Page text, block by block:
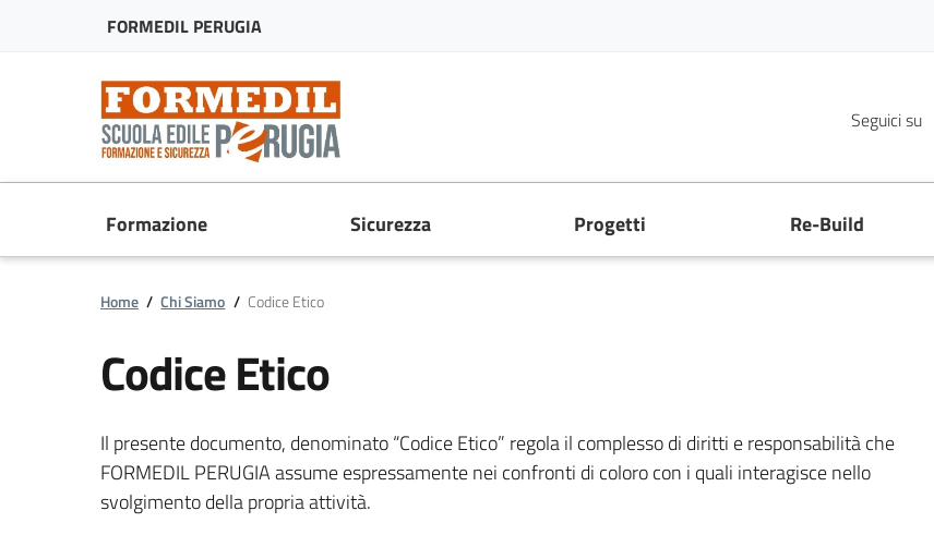
FORMEDIL PERUGIA
Seguici su
Formazione Sicurezza Progetti Re-Build
Home / Chi Siamo / Codice Etico
Codice Etico
Il presente documento, denominato “Codice Etico” regola il complesso di diritti e responsabilità che
FORMEDIL PERUGIA assume espressamente nei confronti di coloro con i quali interagisce nello
svolgimento della propria attività.